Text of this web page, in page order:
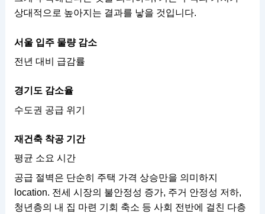
상대적으로 높아지는 결과를 낳을 것입니다.
서울 입주 물량 감소
전년 대비 급감률
경기도 감소율
수도권 공급 위기
재건축 착공 기간
평균 소요 시간
공급 절벽은 단순히 주택 가격 상승만을 의미하지
location. 전세 시장의 불안정성 증가, 주거 안정성 저하,
청년층의 내 집 마련 기회 축소 등 사회 전반에 걸친 다층